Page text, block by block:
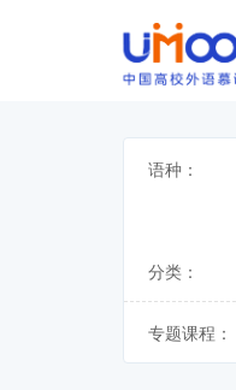
语种：
分类：
专题课程：